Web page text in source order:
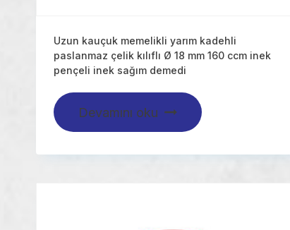
Uzun kauçuk memelikli yarım kadehli
paslanmaz çelik kılıflı Ø 18 mm 160 ccm inek
pençeli inek sağım demedi
Devamını oku